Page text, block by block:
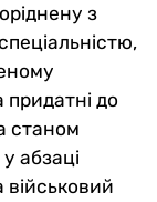
з
придатні до
станом
абзаці
військовий